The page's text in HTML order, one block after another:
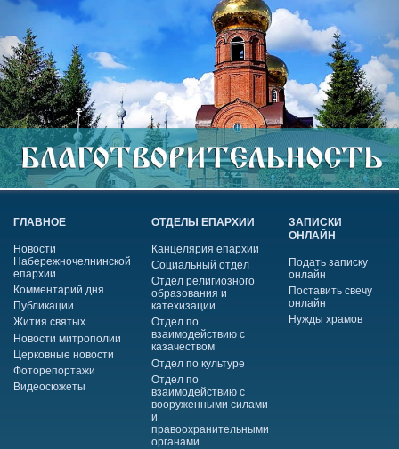
ГЛАВНОЕ
Новости
Набережночелнинской
епархии
Комментарий дня
Публикации
Жития святых
Новости митрополии
Церковные новости
Фоторепортажи
Видеосюжеты
ОТДЕЛЫ ЕПАРХИИ
Канцелярия епархии
Социальный отдел
Отдел религиозного
образования и
катехизации
Отдел по
взаимодействию с
казачеством
Отдел по культуре
Отдел по
взаимодействию с
вооруженными силами
и
правоохранительными
органами
ЗАПИСКИ
ОНЛАЙН
Подать записку
онлайн
Поставить свечу
онлайн
Нужды храмов